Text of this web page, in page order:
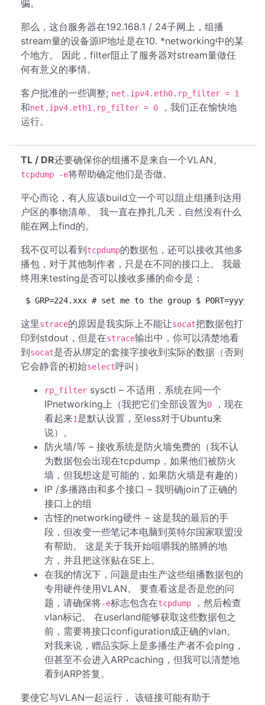
骗。
那么，这台服务器在192.168.1 / 24子网上，组播
stream量的设备源IP地址是在10. *networking中的某
个地方。 因此，filter阻止了服务器对stream量做任
何有意义的事情。
客户批准的一些调整; net.ipv4.eth0.rp_filter = 1
和net.ipv4.eth1.rp_filter = 0
，我们正在愉快地
运行。
TL / DR还要确保你的组播不是来自一个VLAN。
tcpdump -e将帮助确定他们是否做。
平心而论，有人应该build立一个可以阻止组播到达用
户区的事物清单。 我一直在挣扎几天，自然没有什么
能在网上find的。
我不仅可以看到tcpdump的数据包，还可以接收其他多
播包，对于其他制作者，只是在不同的接口上。 我最
终用来testing是否可以接收多播的命令是：
$ GRP=224.xxx # set me to the group $ PORT=yyyy
这里strace的原因是我实际上不能让socat把数据包打
印到stdout，但是在strace输出中，你可以清楚地看
到socat是否从绑定的套接字接收到实际的数据（否则
它会静音的初始select呼叫）
rp_filter sysctl – 不适用，系统在同一个
IPnetworking上（我把它们全部设置为0
，现在
看起来1是默认设置，至less对于Ubuntu来
说）。
防火墙/等 – 接收系统是防火墙免费的（我不认
为数据包会出现在tcpdump，如果他们被防火
墙，但我想这是可能的，如果防火墙是有趣的）
IP /多播路由和多个接口 – 我明确join了正确的
接口上的组
古怪的networking硬件 – 这是我的最后的手
段，但改变一些笔记本电脑到英特尔国家联盟没
有帮助。 这是关于我开始咀嚼我的胳膊的地
方，并且把这张贴在SE上。
在我的情况下，问题是由生产这些组播数据包的
专用硬件使用VLAN。 要查看这是否是您的问
题，请确保将-e标志包含在tcpdump
，然后检查
vlan标记。 在userland能够获取这些数据包之
前，需要将接口configuration成正确的vlan。
对我来说，赠品实际上是多播生产者不会ping，
但甚至不会进入ARPcaching，但我可以清楚地
看到ARP答复。
要使它与VLAN一起运行， 该链接可能有助于